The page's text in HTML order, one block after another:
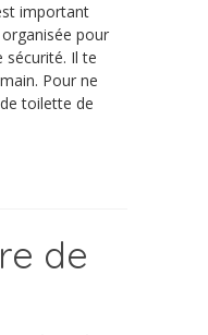
important
organisée pour
Il te
Pour ne
toilette de
de